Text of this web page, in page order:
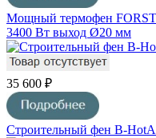
Мощный термофен
3400 Вт выход Ø20 мм
35 600 ₽
Строительный фен B-